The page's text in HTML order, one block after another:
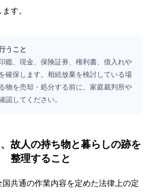
す。
うこと
鑑、現金、保険証券、権利書、借入れや
確保します。相続放棄を検討している場
物を売却・処分する前に、家庭裁判所や
認してください。
故人の持ち物と暮らしの跡を
整理すること
共通の作業内容を定めた法律上の定